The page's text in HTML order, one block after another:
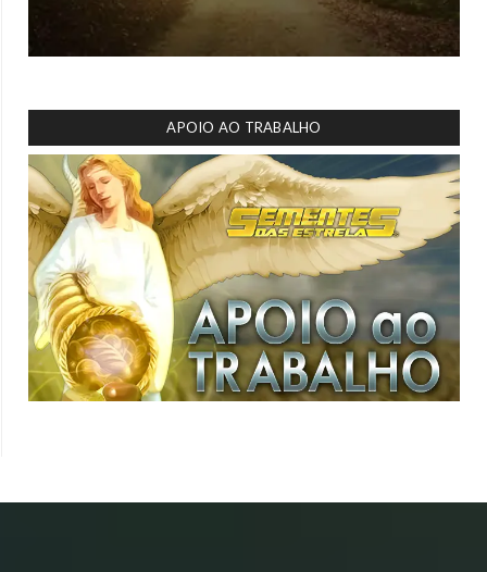
APOIO AO TRABALHO